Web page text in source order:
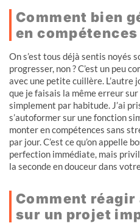
Comment bien
en
On s’est tous déjà sentis noyés
progresser, non ? C’est un peu
avec une petite cuillère. L’autre
que je faisais la même erreur
simplement par habitude. J’ai
s’autoformer sur une fonction
monter en compétences sans
par jour. C’est ce qu’on appelle
perfection immédiate, mais
la seconde en douceur dans
Comment réagir
sur un projet